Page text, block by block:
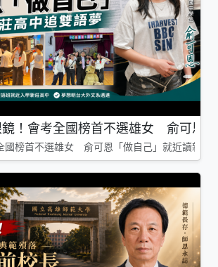
！會考全國榜首不選雄女 俞可恩
國榜首不選雄女 俞可恩「做自己」就近讀新莊